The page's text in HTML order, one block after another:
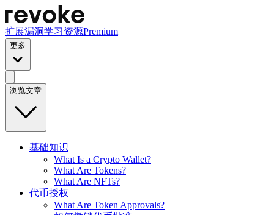
扩展漏洞学习资源Premium
更多
浏览文章
基础知识
What Is a Crypto Wallet?
What Are Tokens?
What Are NFTs?
代币授权
What Are Token Approvals?